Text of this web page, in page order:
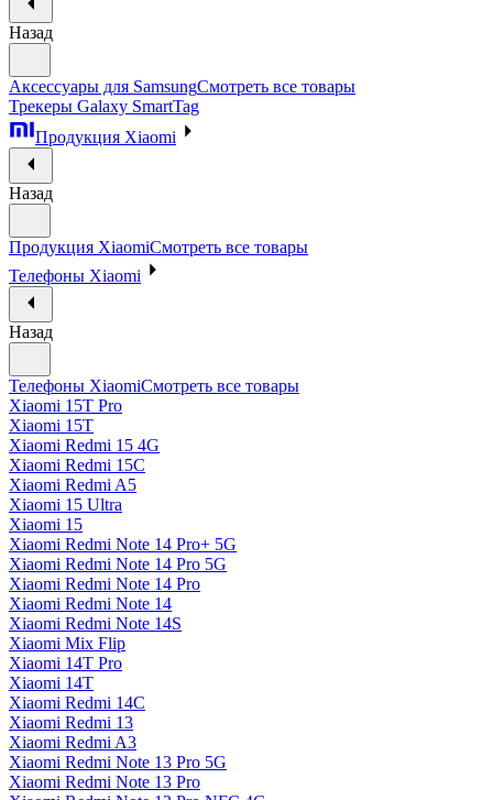
Назад
Аксессуары для SamsungСмотреть все товары
Трекеры Galaxy SmartTag
Продукция Xiaomi
Назад
Продукция XiaomiСмотреть все товары
Телефоны Xiaomi
Назад
Телефоны XiaomiСмотреть все товары
Xiaomi 15T Pro
Xiaomi 15T
Xiaomi Redmi 15 4G
Xiaomi Redmi 15C
Xiaomi Redmi A5
Xiaomi 15 Ultra
Xiaomi 15
Xiaomi Redmi Note 14 Pro+ 5G
Xiaomi Redmi Note 14 Pro 5G
Xiaomi Redmi Note 14 Pro
Xiaomi Redmi Note 14
Xiaomi Redmi Note 14S
Xiaomi Mix Flip
Xiaomi 14T Pro
Xiaomi 14T
Xiaomi Redmi 14C
Xiaomi Redmi 13
Xiaomi Redmi A3
Xiaomi Redmi Note 13 Pro 5G
Xiaomi Redmi Note 13 Pro